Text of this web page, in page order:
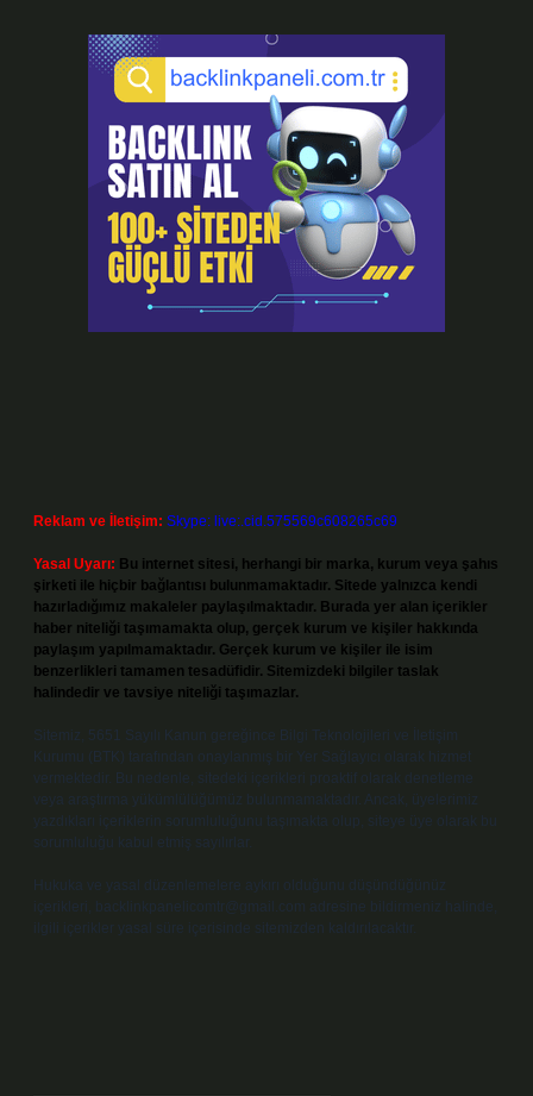
Reklam ve İletişim: Skype: live:.cid.575569c608265c69
Yasal Uyarı: Bu internet sitesi, herhangi bir marka, kurum veya şahıs
şirketi ile hiçbir bağlantısı bulunmamaktadır. Sitede yalnızca kendi
hazırladığımız makaleler paylaşılmaktadır. Burada yer alan içerikler
haber niteliği taşımamakta olup, gerçek kurum ve kişiler hakkında
paylaşım yapılmamaktadır. Gerçek kurum ve kişiler ile isim
benzerlikleri tamamen tesadüfidir. Sitemizdeki bilgiler taslak
halindedir ve tavsiye niteliği taşımazlar.
Sitemiz, 5651 Sayılı Kanun gereğince Bilgi Teknolojileri ve İletişim
Kurumu (BTK) tarafından onaylanmış bir Yer Sağlayıcı olarak hizmet
vermektedir. Bu nedenle, sitedeki içerikleri proaktif olarak denetleme
veya araştırma yükümlülüğümüz bulunmamaktadır. Ancak, üyelerimiz
yazdıkları içeriklerin sorumluluğunu taşımakta olup, siteye üye olarak bu
sorumluluğu kabul etmiş sayılırlar.
Hukuka ve yasal düzenlemelere aykırı olduğunu düşündüğünüz
içerikleri,
backlinkpanelicomtr@gmail.com adresine bildirmeniz halinde,
ilgili içerikler yasal süre içerisinde sitemizden kaldırılacaktır.